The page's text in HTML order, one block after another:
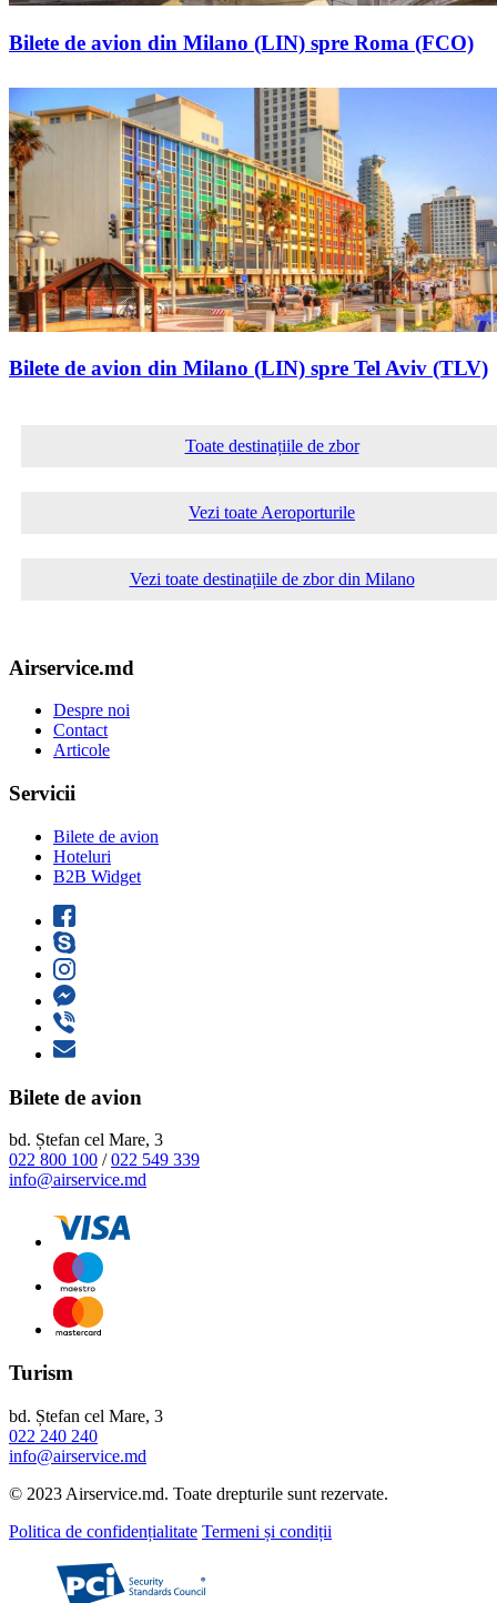
Bilete de avion din Milano (LIN) spre Roma (FCO)
Bilete de avion din Milano (LIN) spre Tel Aviv (TLV)
Toate destinațiile de zbor
Vezi toate Aeroporturile
Vezi toate destinațiile de zbor din Milano
Airservice.md
Despre noi
Contact
Articole
Servicii
Bilete de avion
Hoteluri
B2B Widget
Bilete de avion
bd. Ștefan cel Mare, 3
022 800 100 /022 549 339
info@airservice.md
Turism
bd. Ștefan cel Mare, 3
022 240 240
info@airservice.md
© 2023 Airservice.md. Toate drepturile sunt rezervate.
Politica de confidențialitate Termeni și condiții